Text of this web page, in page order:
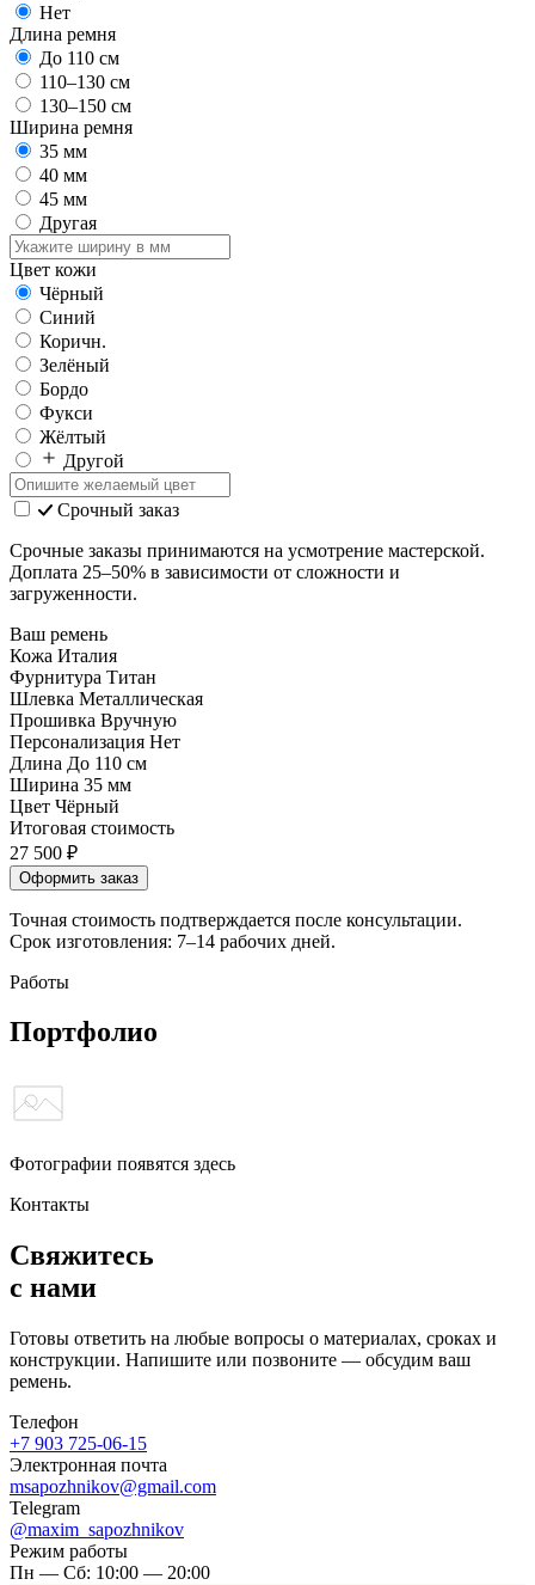
Нет
Длина ремня
До 110 см
110–130 см
130–150 см
Ширина ремня
35 мм
40 мм
45 мм
Другая
Цвет кожи
Чёрный
Синий
Коричн.
Зелёный
Бордо
Фукси
Жёлтый
Другой
Срочный заказ
Срочные заказы принимаются на усмотрение мастерской.
Доплата 25–50% в зависимости от сложности и
загруженности.
Ваш ремень
Кожа Италия
Фурнитура Титан
Шлевка Металлическая
Прошивка Вручную
Персонализация Нет
Длина До 110 см
Ширина 35 мм
Цвет Чёрный
Итоговая стоимость
27 500 ₽
Оформить заказ
Точная стоимость подтверждается после консультации.
Срок изготовления: 7–14 рабочих дней.
Работы
Портфолио
Фотографии появятся здесь
Контакты
Свяжитесь
с нами
Готовы ответить на любые вопросы о материалах, сроках и
конструкции. Напишите или позвоните — обсудим ваш
ремень.
Телефон
+7 903 725-06-15
Электронная почта
msapozhnikov@gmail.com
Telegram
@maxim_sapozhnikov
Режим работы
Пн — Сб: 10:00 — 20:00